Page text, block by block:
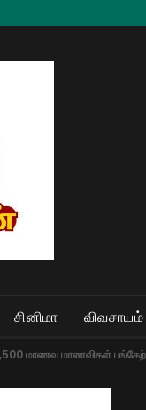
சினிமா விவசாயம்
2,500 மாணவ மாணவிகள்